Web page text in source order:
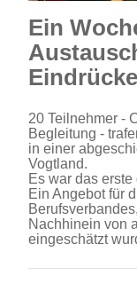
Ein
20 Teilnehmer -
Begleitung -
in einer
Vogtland.
Es war das
Ein Angebot für
Nachhinein von
eingeschätzt